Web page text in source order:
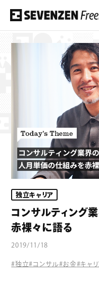
フリーコンサルを応援する会員
「セブンゼンフリーランス」
このサイトについて
案件情報
案件実績
ビジネスサポート
コラム
独立キャリア
コンサルティング
赤裸々に語る
2019/11/18
#独立#コンサル#お金#キャリ